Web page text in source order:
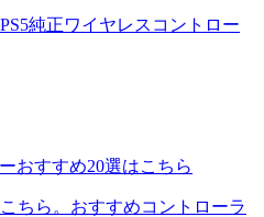
純正ワイヤレスコントロー
おすすめ20選はこちら
ちら。おすすめコントローラ